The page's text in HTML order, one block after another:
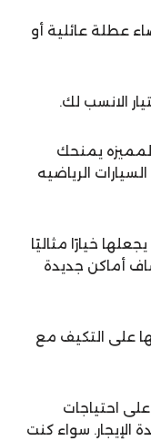
عطلة عائلية أو
الانسب لك.
يمنحك
الرياضيه
خيارًا مثاليًا
أماكن جديدة
على التكيف مع
احتياجات
الإيجار. سواء كنت